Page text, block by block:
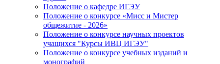
Положение о кафедре ИГЭУ
Положение о конкурсе «Мисс и Мистер
общежитие - 2026»
Положение о конкурсе научных проектов
учащихся "Курсы ИВЦ ИГЭУ"
Положение о конкурсе учебных изданий и
монографий